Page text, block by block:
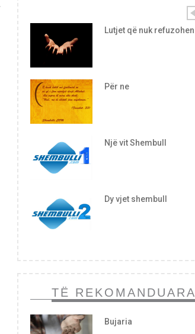
Lutjet që nuk refuzohen
Për ne
Një vit Shembull
Dy vjet shembull
TË REKOMANDUARA
Bujaria